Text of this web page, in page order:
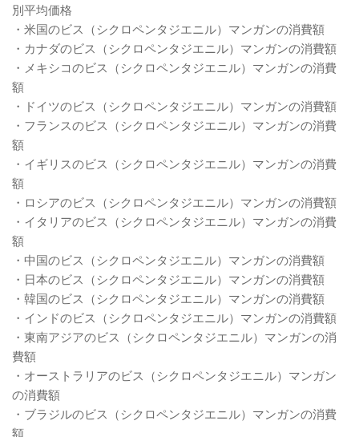
別平均価格
・米国のビス（シクロペンタジエニル）マンガンの消費額
・カナダのビス（シクロペンタジエニル）マンガンの消費額
・メキシコのビス（シクロペンタジエニル）マンガンの消費
額
・ドイツのビス（シクロペンタジエニル）マンガンの消費額
・フランスのビス（シクロペンタジエニル）マンガンの消費
額
・イギリスのビス（シクロペンタジエニル）マンガンの消費
額
・ロシアのビス（シクロペンタジエニル）マンガンの消費額
・イタリアのビス（シクロペンタジエニル）マンガンの消費
額
・中国のビス（シクロペンタジエニル）マンガンの消費額
・日本のビス（シクロペンタジエニル）マンガンの消費額
・韓国のビス（シクロペンタジエニル）マンガンの消費額
・インドのビス（シクロペンタジエニル）マンガンの消費額
・東南アジアのビス（シクロペンタジエニル）マンガンの消
費額
・オーストラリアのビス（シクロペンタジエニル）マンガン
の消費額
・ブラジルのビス（シクロペンタジエニル）マンガンの消費
額